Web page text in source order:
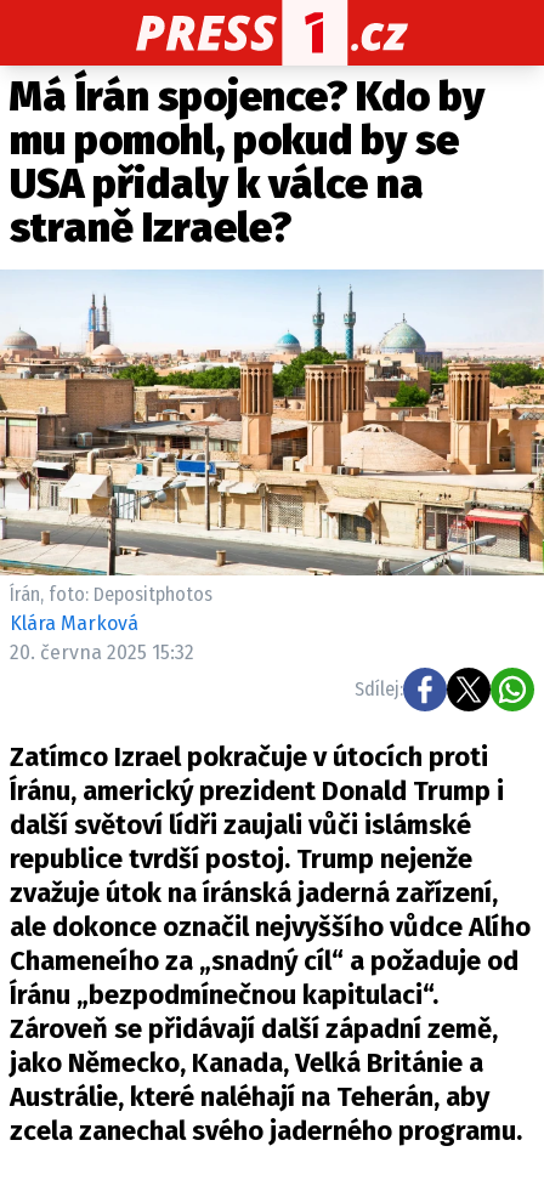
CELEBRITY NOVINKY SPORT POČASÍ
Máte příběh, fotku nebo video?
Pošlete e-mail na PRESS1.cz
O REDAKCI
KONTAKT
VYDAVATEL
Má Írán spojence? Kdo by
mu pomohl, pokud by se
USA přidaly k válce na
straně Izraele?
Írán, foto: Depositphotos
Klára Marková
20. června 2025 15:32
Sdílej:
Zatímco Izrael pokračuje v útocích proti
Íránu, americký prezident Donald Trump i
další světoví lídři zaujali vůči islámské
republice tvrdší postoj. Trump nejenže
zvažuje útok na íránská jaderná zařízení,
ale dokonce označil nejvyššího vůdce Alího
Chameneího za „snadný cíl“ a požaduje od
Íránu „bezpodmínečnou kapitulaci“.
Zároveň se přidávají další západní země,
jako Německo, Kanada, Velká Británie a
Austrálie, které naléhají na Teherán, aby
zcela zanechal svého jaderného programu.